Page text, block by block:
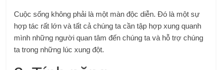
Cuộc sống không phải là một màn độc diễn. Đó là một sự
hợp tác rất lớn và tất cả chúng ta cần tập hợp xung quanh
mình những người quan tâm đến chúng ta và hỗ trợ chúng
ta trong những lúc xung đột.